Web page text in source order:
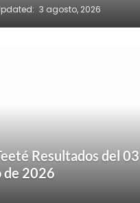
3 agosto, 2026
Resultados del 03
de 2026